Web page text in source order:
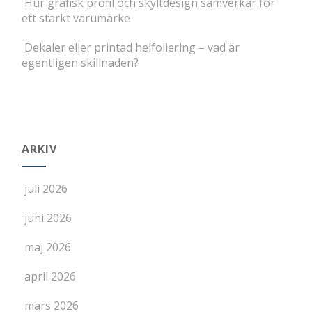
ett starkt varumärke
Dekaler eller printad helfoliering – vad är
egentligen skillnaden?
ARKIV
juli 2026
juni 2026
maj 2026
april 2026
mars 2026